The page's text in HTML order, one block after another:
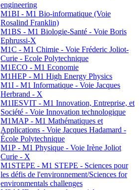
engineering
M1BI - M1 Bio-informatique (Voie
Rosalind Franklin)
M1BS - M1 Biologie-Santé - Voie Boris
Ephrussi-X
M1C - M1 Chimie - Voie Fréderic Joliot-
Curie - Ecole Polytechnique
M1ECO - M1 Economie
M1HEP - M1 High Energy Physics
M1I - M1 Informatique - Voie Jacques
Herbrand - X
M1IESVIT - M1 Innovation, Entreprise, et
Société - Voie Innovation technologique
M1MAP - M1 Mathématiques et
Applications - Voie Jacques Hadamard -
École Polytechnique
M1P - M1 Physique - Voie Irène Joliot
Curie - X
M1STEPE - M1 STEPE - Sciences pour
les défis de l'environnement/Sciences for
environmentals challenges